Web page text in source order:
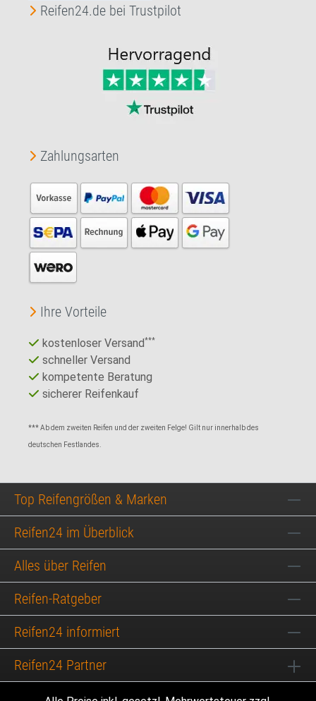
Reifen24.de bei Trustpilot
Zahlungsarten
Ihre Vorteile
kostenloser Versand***
schneller Versand
kompetente Beratung
sicherer Reifenkauf
*** Ab dem zweiten Reifen und der zweiten Felge! Gilt nur innerhalb des
deutschen Festlandes.
Top Reifengrößen & Marken
Reifen24 im Überblick
Alles über Reifen
Reifen-Ratgeber
Reifen24 informiert
Reifen24 Partner